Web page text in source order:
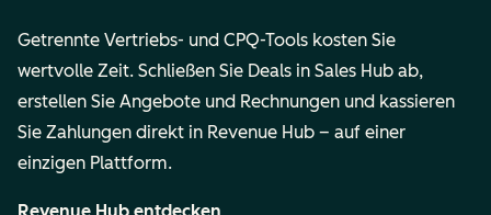
Getrennte Vertriebs- und CPQ-Tools kosten Sie
wertvolle Zeit. Schließen Sie Deals in Sales Hub ab,
erstellen Sie Angebote und Rechnungen und kassieren
Sie Zahlungen direkt in Revenue Hub – auf einer
einzigen Plattform.